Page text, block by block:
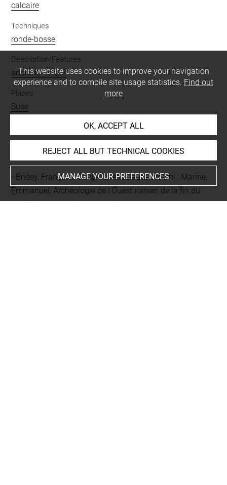
calcaire
Techniques
ronde-bosse
Description/Features
adorant = orant
Places
Suse
BIBLIOGRAPHY
Bridey, François ; Cuny, Julien ; Daucé, Noëmi ; Marine,
Emmanuel, Archéologie de l'Ouest iranien de la fin du
Néolithique à l'empire sassanide : un parcours d'étude à
This website uses cookies to improve your navigation
experience and to compile site usage statistics. Find out
more
OK, ACCEPT ALL
REJECT ALL BUT TECHNICAL COOKIES
MANAGE YOUR PREFERENCES